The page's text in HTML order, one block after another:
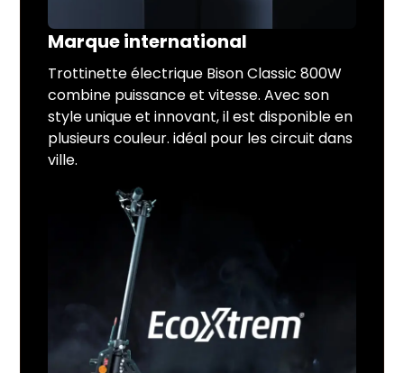
Marque international
Trottinette électrique Bison Classic 800W
combine puissance et vitesse. Avec son
style unique et innovant, il est disponible en
plusieurs couleur. idéal pour les circuit dans
ville.